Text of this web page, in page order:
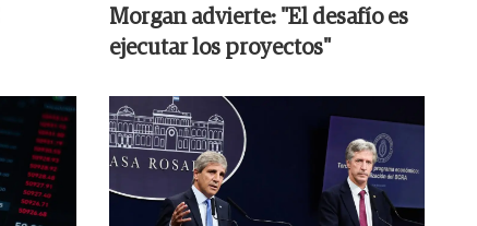
Morgan advierte: "El desafío es
ejecutar los proyectos"